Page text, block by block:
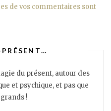
de vos commentaires sont
du présent, autour des
et psychique, et pas que
!